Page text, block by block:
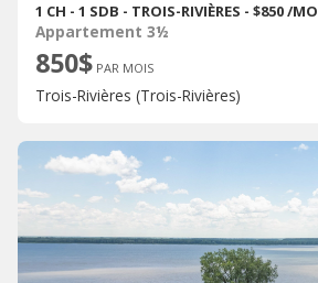
1 CH - 1 SDB - TROIS-RIVIÈRES - $850 /MO
Appartement 3½
850$ PAR MOIS
Trois-Rivières (Trois-Rivières)